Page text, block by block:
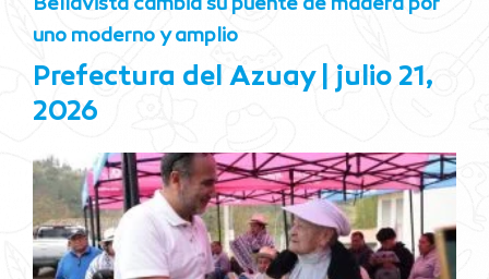
Bellavista cambia su puente de madera por
uno moderno y amplio
Prefectura del Azuay
julio 21,
2026